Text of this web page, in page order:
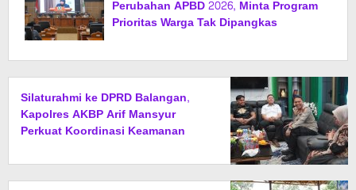
Perubahan APBD 2026, Minta Program
Prioritas Warga Tak Dipangkas
Silaturahmi ke DPRD Balangan,
Kapolres AKBP Arif Mansyur
Perkuat Koordinasi Keamanan